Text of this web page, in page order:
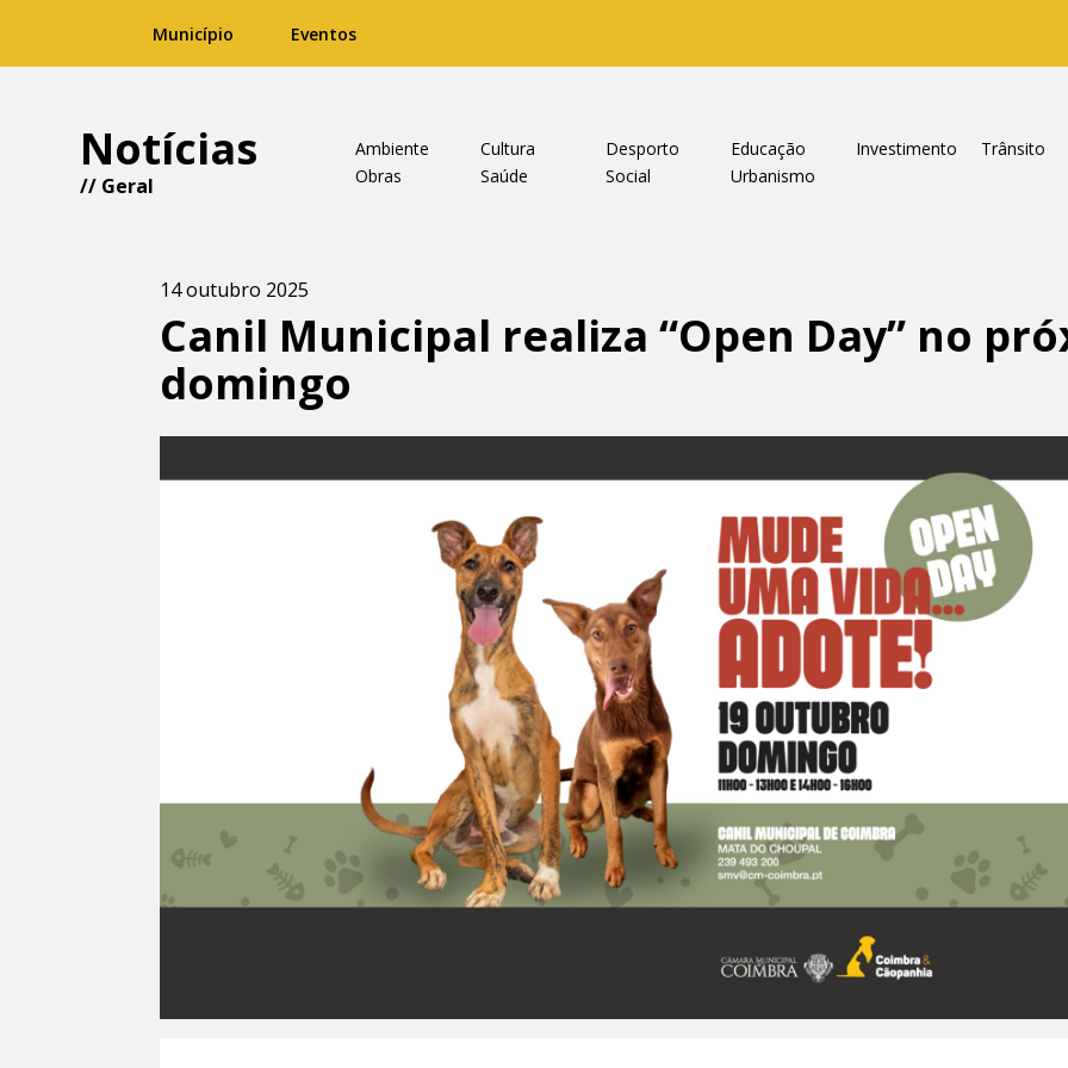
Município Eventos
Notícias
// Geral
Ambiente Cultura Desporto Educação Investimento
Trânsito
Obras
Saúde Social Urbanismo
14 outubro 2025
Canil Municipal realiza “Open Day” no
domingo